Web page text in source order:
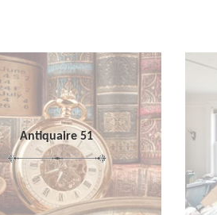
Antiquaire 51